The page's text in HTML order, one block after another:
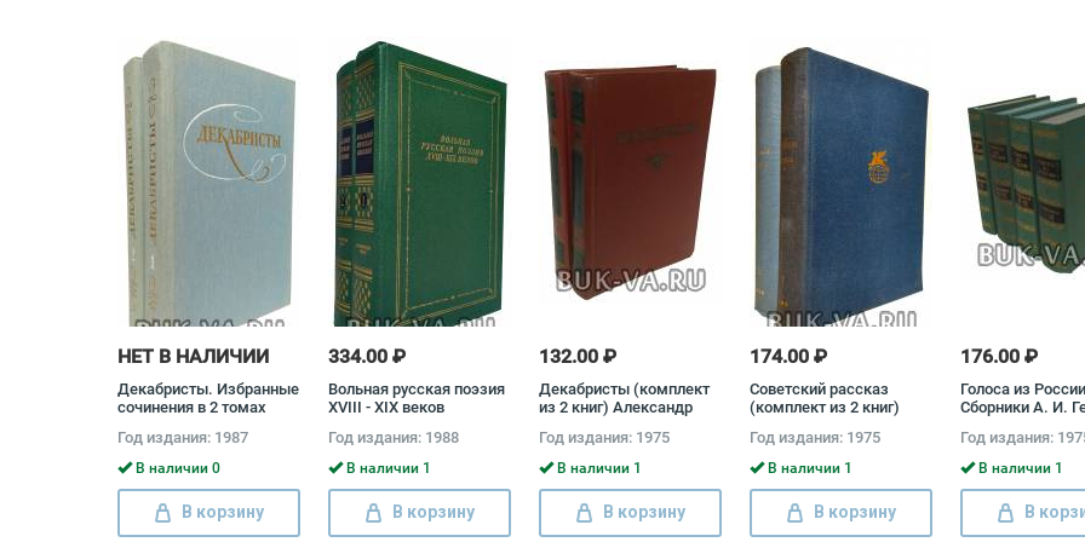
НЕТ В НАЛИЧИИ
Декабристы. Избранные
сочинения в 2 томах
Бестужев-Марлинский,
Кондратий Рылеев,
Федор Глинка
Год издания: 1987
В наличии 0
В корзину
334.00 ₽
Вольная русская поэзия
XVIII - XIX веков
Иван Тургенев, Федор
Тютчев, Александр
Пушкин, Лев Толстой,
Владимир Раевский,
Михаил Ломоносов,
Александр Грибоедов,
Год издания: 1988
В наличии 1
В корзину
132.00 ₽
Декабристы (комплект
из 2 книг) Александр
Вильгельм
Кюхельбекер, Павел
Катенин, Владимир
Раевский, Александр
Одоевский, Федор
Глинка
Год издания: 1975
В наличии 1
В корзину
174.00 ₽
Советский рассказ
(комплект из 2 книг)
Эренбург
Год издания: 1975
В наличии 1
В корзину
176.00 ₽
Голоса из
Сборники А. И.
из 4 книг)
Герцен, Николай
Год издания:
В наличии 1
В